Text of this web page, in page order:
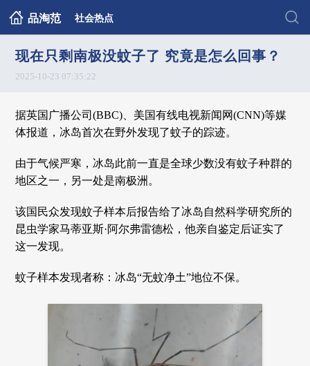
品淘范 社会热点
现在只剩南极没蚊子了 究竟是怎么回事？
2025-10-23 07:35:22
据英国广播公司(BBC)、美国有线电视新闻网(CNN)等媒
体报道，冰岛首次在野外发现了蚊子的踪迹。
由于气候严寒，冰岛此前一直是全球少数没有蚊子种群的
地区之一，另一处是南极洲。
该国民众发现蚊子样本后报告给了冰岛自然科学研究所的
昆虫学家马蒂亚斯·阿尔弗雷德松，他亲自鉴定后证实了
这一发现。
蚊子样本发现者称：冰岛“无蚊净土”地位不保。